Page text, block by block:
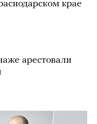
крае
арестовали